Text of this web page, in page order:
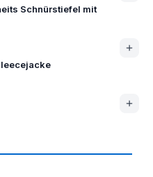
Schnürstiefel mit